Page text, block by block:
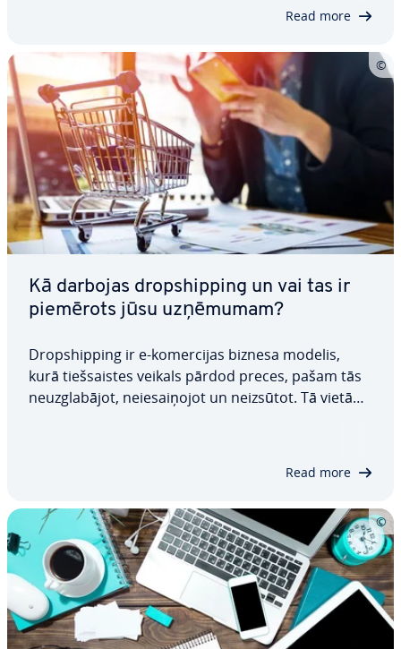
Read more
Kā darbojas dropshipping un vai tas ir
piemērots jūsu uzņēmumam?
Dropshipping ir e-ko­mer­ci­jas biznesa modelis,
kurā tiešsais­tes veikals pārdod preces, pašam tās
ne­uz­gla­bā­jot, ne­ie­sai­ņo­jot un neizsūtot. Tā vietā
Read more